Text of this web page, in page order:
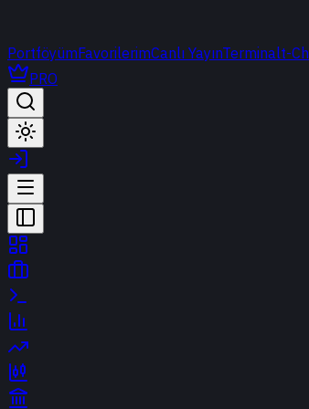
PortföyümFavorilerimCanlı YayınTerminalt-
PRO